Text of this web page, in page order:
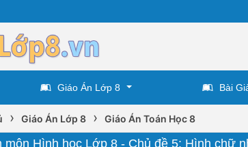
Giáo Án Lớp 8 Bài
› Giáo Án Lớp 8 › Giáo Án Toán Học 8
môn Hình học Lớp 8 - Chủ đề 5: Hình chữ